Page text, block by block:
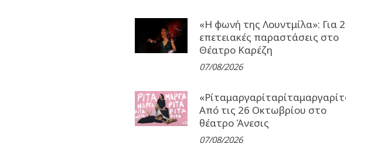
«Η φωνή της Λουντμίλα»: Για 2
επετειακές παραστάσεις στο
Θέατρο Καρέζη
07/08/2026
Από τις 26 Οκτωβρίου στο
θέατρο Άνεσις
07/08/2026